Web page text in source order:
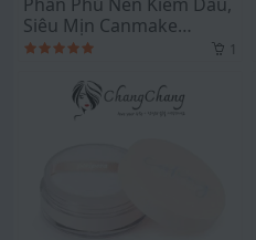
Siêu Mịn Canmake
Marshmallow Finish
Màu MO
1